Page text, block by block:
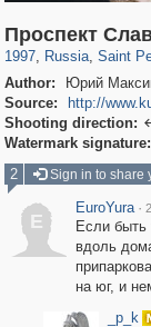
Проспект
1997, Russia
1,406,803
, Saint
197,173
Author:
Юрий
Source:
http://
Shooting direction:
Watermark signature:
2
Sign in to share
E
EuroYura ·
Если быть
вдоль
на юг, и
_p_k